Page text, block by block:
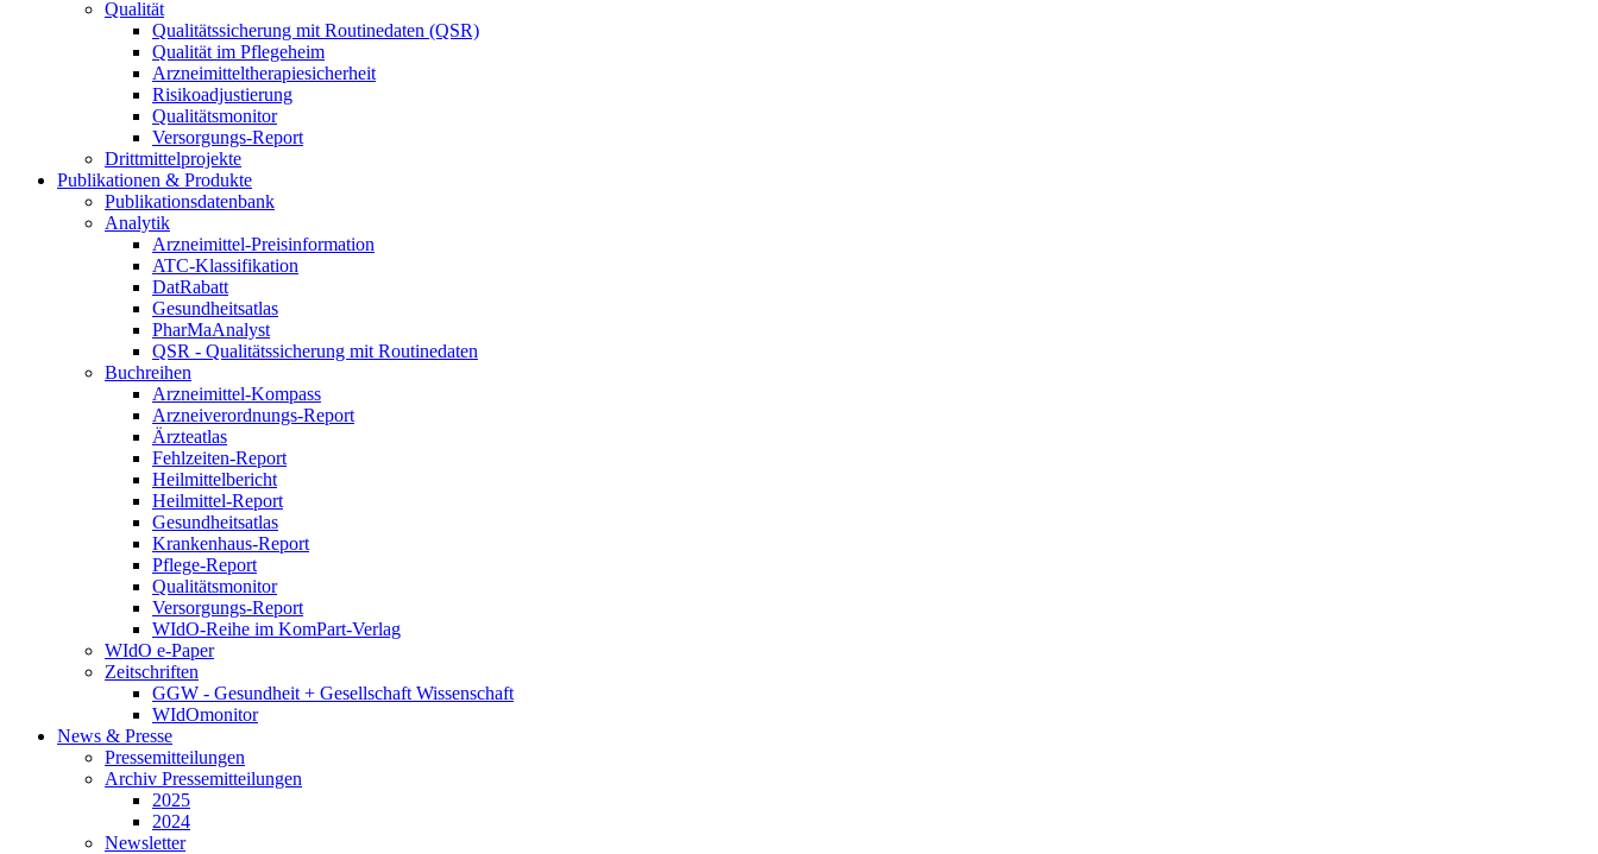
Qualität
Qualitätssicherung mit Routinedaten (QSR)
Qualität im Pflegeheim
Arzneimitteltherapiesicherheit
Risikoadjustierung
Qualitätsmonitor
Versorgungs-Report
Drittmittelprojekte
Publikationen & Produkte
Publikationsdatenbank
Analytik
Arzneimittel-Preisinformation
ATC-Klassifikation
DatRabatt
Gesundheitsatlas
PharMaAnalyst
QSR - Qualitätssicherung mit Routinedaten
Buchreihen
Arzneimittel-Kompass
Arzneiverordnungs-Report
Ärzteatlas
Fehlzeiten-Report
Heilmittelbericht
Heilmittel-Report
Gesundheitsatlas
Krankenhaus-Report
Pflege-Report
Qualitätsmonitor
Versorgungs-Report
WIdO-Reihe im KomPart-Verlag
WIdO e-Paper
Zeitschriften
GGW - Gesundheit + Gesellschaft Wissenschaft
WIdOmonitor
News & Presse
Pressemitteilungen
Archiv Pressemitteilungen
2025
2024
Newsletter